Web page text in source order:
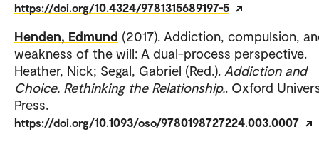
https://doi.org/10.4324/9781315689197-5
Henden, Edmund (2017). Addiction, compulsion,
weakness of the will: A dual-process perspective.
Heather, Nick; Segal, Gabriel (Red.). Addiction and
Choice. Rethinking the Relationship.. Oxford
Press.
https://doi.org/10.1093/oso/9780198727224.003.0007